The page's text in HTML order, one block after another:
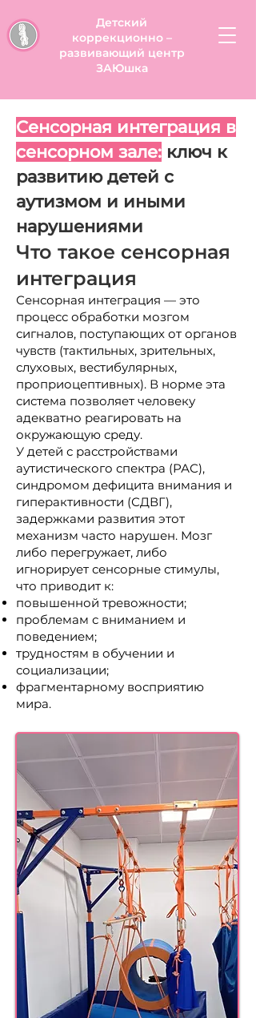
Детский
коррекционно –
развивающий центр
ЗАЮшка
Сенсорная интеграция в
сенсорном зале: ключ к
развитию детей с
аутизмом и иными
нарушениями
Что такое сенсорная
интеграция
Сенсорная интеграция — это
процесс обработки мозгом
сигналов, поступающих от органов
чувств (тактильных, зрительных,
слуховых, вестибулярных,
проприоцептивных). В норме эта
система позволяет человеку
адекватно реагировать на
окружающую среду.
У детей с расстройствами
аутистического спектра (РАС),
синдромом дефицита внимания и
гиперактивности (СДВГ),
задержками развития этот
механизм часто нарушен. Мозг
либо перегружает, либо
игнорирует сенсорные стимулы,
что приводит к:
повышенной тревожности;
проблемам с вниманием и
поведением;
трудностям в обучении и
социализации;
фрагментарному восприятию
мира.